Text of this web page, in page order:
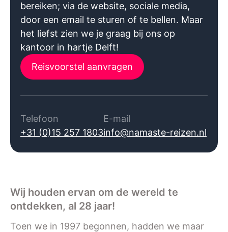
bereiken; via de website, sociale media,
door een email te sturen of te bellen. Maar
het liefst zien we je graag bij ons op
kantoor in hartje Delft!
Reisvoorstel aanvragen
Telefoon
+31 (0)15 257 1803
E-mail
info@namaste-reizen.nl
Wij houden ervan om de wereld te
ontdekken, al 28 jaar!
Toen we in 1997 begonnen, hadden we maar